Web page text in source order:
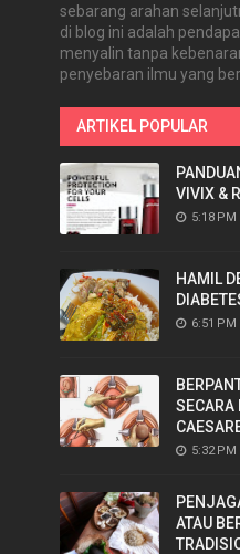
sebarang arahan
di blog ini adalah
menyalin tanpa
penyebaran ilmu yang
ARTIKEL POPULAR
VIVIX &
5:18 PM
HAMIL
6:51 PM
SECARA
5:32 PM
ATAU